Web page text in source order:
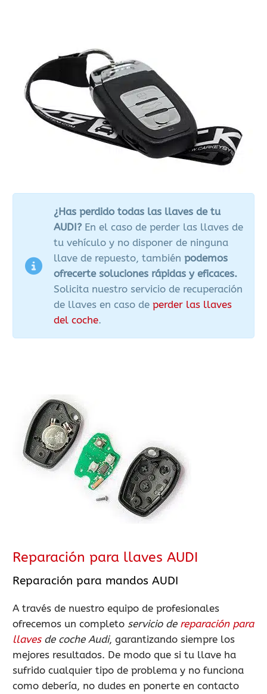
¿Has perdido todas las llaves de tu
AUDI? En el caso de perder las llaves de
tu vehículo y no disponer de ninguna
llave de repuesto, también podemos
ofrecerte soluciones rápidas y eficaces.
Solicita nuestro servicio de recuperación
de llaves en caso de perder las llaves
del coche.
Reparación para llaves AUDI
Reparación para mandos AUDI
A través de nuestro equipo de profesionales
ofrecemos un completo servicio de reparación para
llavesde coche Audi, garantizando siempre los
mejores resultados. De modo que si tu llave ha
sufrido cualquier tipo de problema y no funciona
como debería, no dudes en ponerte en contacto